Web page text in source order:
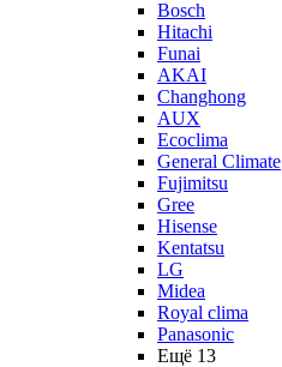
Bosch
Hitachi
Funai
AKAI
Changhong
AUX
Ecoclima
General Climate
Fujimitsu
Gree
Hisense
Kentatsu
LG
Midea
Royal clima
Panasonic
Ещё 13